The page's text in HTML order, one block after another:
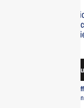
Le module
protection fiable et
Optimisez votre
Livraison standard
Profitez d’une